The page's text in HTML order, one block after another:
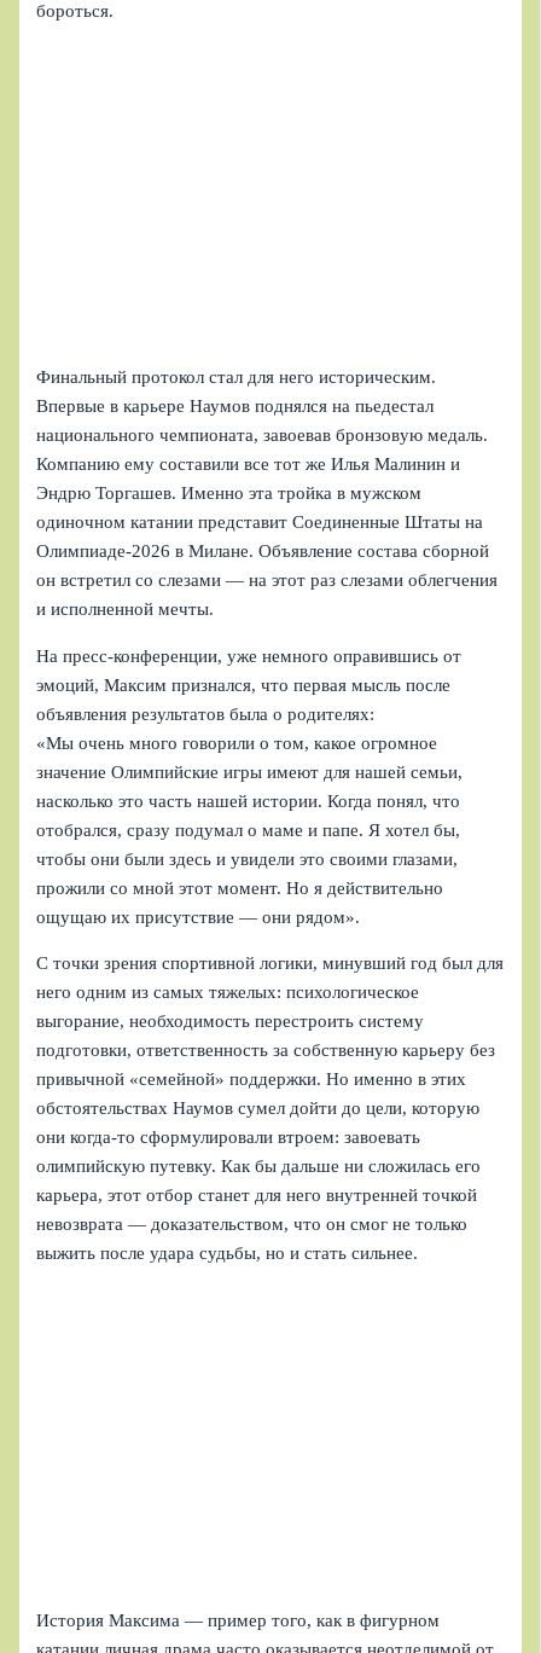
бороться.
Финальный протокол стал для него историческим.
Впервые в карьере Наумов поднялся на пьедестал
национального чемпионата, завоевав бронзовую медаль.
Компанию ему составили все тот же Илья Малинин и
Эндрю Торгашев. Именно эта тройка в мужском
одиночном катании представит Соединенные Штаты на
Олимпиаде‑2026 в Милане. Объявление состава сборной
он встретил со слезами — на этот раз слезами облегчения
и исполненной мечты.
На пресс‑конференции, уже немного оправившись от
эмоций, Максим признался, что первая мысль после
объявления результатов была о родителях:
«Мы очень много говорили о том, какое огромное
значение Олимпийские игры имеют для нашей семьи,
насколько это часть нашей истории. Когда понял, что
отобрался, сразу подумал о маме и папе. Я хотел бы,
чтобы они были здесь и увидели это своими глазами,
прожили со мной этот момент. Но я действительно
ощущаю их присутствие — они рядом».
С точки зрения спортивной логики, минувший год был для
него одним из самых тяжелых: психологическое
выгорание, необходимость перестроить систему
подготовки, ответственность за собственную карьеру без
привычной «семейной» поддержки. Но именно в этих
обстоятельствах Наумов сумел дойти до цели, которую
они когда‑то сформулировали втроем: завоевать
олимпийскую путевку. Как бы дальше ни сложилась его
карьера, этот отбор станет для него внутренней точкой
невозврата — доказательством, что он смог не только
выжить после удара судьбы, но и стать сильнее.
История Максима — пример того, как в фигурном
катании личная драма часто оказывается неотделимой от